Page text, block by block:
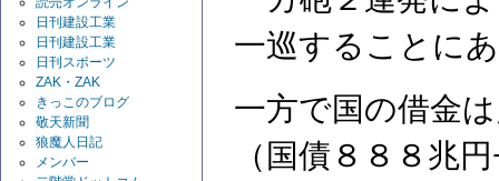
日刊建設工業
日刊建設工業
日刊スポーツ
ZAK・ZAK
きっこのブログ
敬天新聞
狼魔人日記
メンバー
一巡することに
一方で国の借金
（国債８８８兆